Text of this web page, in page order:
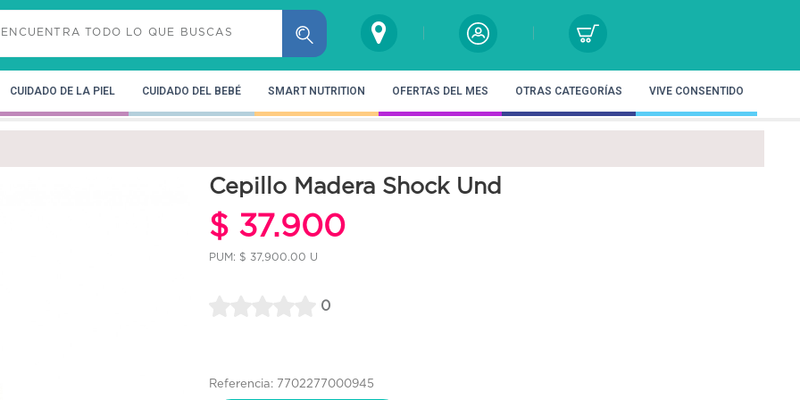
CUIDADO DE LA PIEL CUIDADO DEL BEBÉ SMART NUTRITION OFERTAS DEL MES OTRAS CATEGORÍAS VIVE CONSENTIDO
Cepillo Madera Shock Und
$ 37.900
PUM: $ 37,900.00 U
0
Referencia: 7702277000945